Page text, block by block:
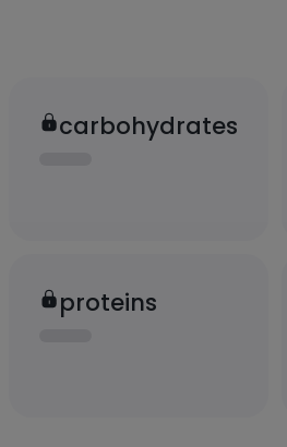
carbohydrates
proteins